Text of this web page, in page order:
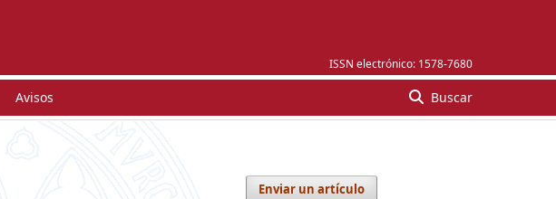
ISSN electrónico: 1578-7680
Avisos Buscar
Enviar un artículo